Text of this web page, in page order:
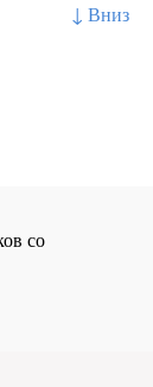
↓ Вниз
со